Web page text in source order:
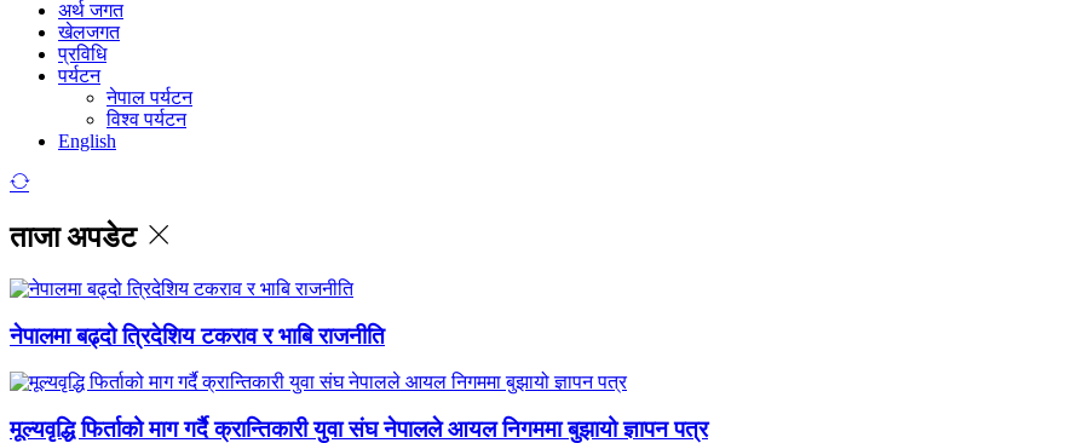
अर्थ जगत
खेलजगत
प्रविधि
पर्यटन
नेपाल पर्यटन
विश्व पर्यटन
English
ताजा अपडेट
नेपालमा बढ्दो त्रिदेशिय टकराव र भाबि राजनीति
मूल्यवृद्धि फिर्ताको माग गर्दै क्रान्तिकारी युवा संघ नेपालले आयल निगममा बुझायो ज्ञापन पत्र